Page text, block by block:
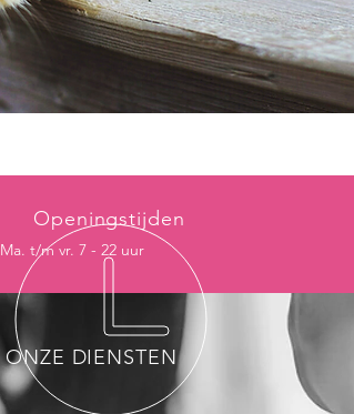
Openingstijden
Ma. t/m vr. 7 - 22 uur
ONZE DIENSTEN